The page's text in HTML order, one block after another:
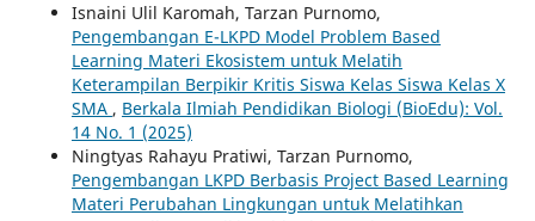
Isnaini Ulil Karomah, Tarzan Purnomo,
Pengembangan E-LKPD Model Problem Based
Learning Materi Ekosistem untuk Melatih
Keterampilan Berpikir Kritis Siswa Kelas Siswa Kelas X
SMA , Berkala Ilmiah Pendidikan Biologi (BioEdu): Vol.
14 No. 1 (2025)
Ningtyas Rahayu Pratiwi, Tarzan Purnomo,
Pengembangan LKPD Berbasis Project Based Learning
Materi Perubahan Lingkungan untuk Melatihkan